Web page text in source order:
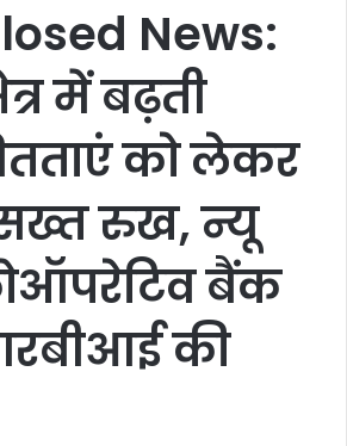
News:
में बढ़ती
को लेकर
रुख, न्यू
बैंक
की